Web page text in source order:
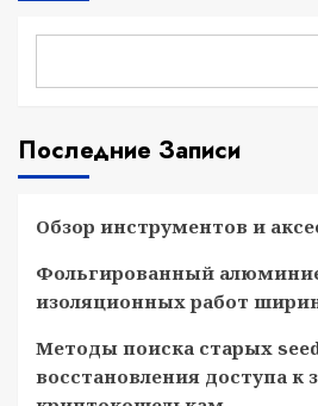
Последние Записи
Обзор инструментов и
Фольгированный
изоляционных работ
Методы поиска старых
восстановления доступа